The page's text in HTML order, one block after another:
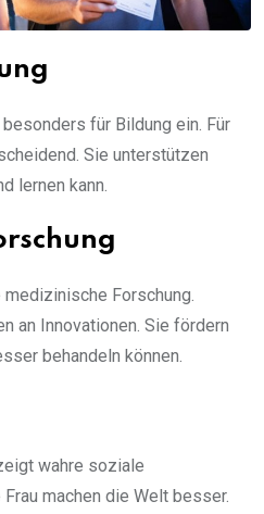
für Bildung ein. Für
Sie unterstützen
lernen kann.
Forschung.
an Innovationen. Sie fördern
behandeln können.
wahre soziale
machen die Welt besser.